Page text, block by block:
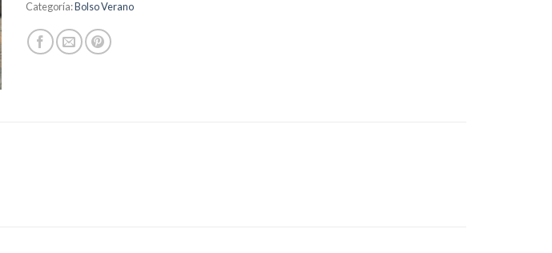
Categoría:Bolso Verano